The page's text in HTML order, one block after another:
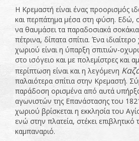
Η Κρεμαστή είναι ένας προορισμός
και περπάτημα μέσα στη φύση. Εδώ,
να θαυμάσει τα παραδοσιακά
πέτρινα, δίπατα σπίτια. Ένα
χωριού είναι η ύπαρξη σπιτιών-
στο ισόγειο και με πολεμίστρες και
περίπτωση είναι και η λεγόμενη
παλαιότερα σπίτια στην Κρεμαστή.
παράδοση ορισμένα από αυτά
αγωνιστών της Επανάστασης του
χωριού βρίσκεται η εκκλησία του
ενώ στην πλατεία, στέκει επιβλητικό
καμπαναριό.